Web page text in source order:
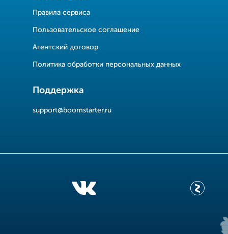
Правила сервиса
Пользовательское соглашение
Агентский договор
Политика обработки персональных данных
Поддержка
support@boomstarter.ru